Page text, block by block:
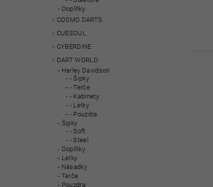
Doplňky
COSMO DARTS
CUESOUL
CYBERDINE
DART WORLD
Harley Davidson
- Šipky
- Terče
- Kabinety
- Letky
- Pouzdra
Šipky
- Soft
- Steel
Doplňky
Letky
Násadky
Terče
Pouzdra